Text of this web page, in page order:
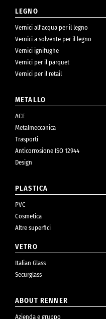
LEGNO
Vernici all’acqua per il legno
Vernici a solvente per il legno
Vernici ignifughe
Vernici per il parquet
Vernici per il retail
METALLO
ACE
Metalmeccanica
Trasporti
Anticorrosione ISO 12944
Design
PLASTICA
PVC
Cosmetica
Altre superfici
VETRO
Italian Glass
Securglass
ABOUT RENNER
Azienda e gruppo